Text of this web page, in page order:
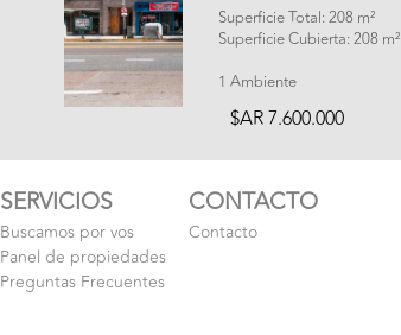
Superficie Total: 208 m²
Superficie Cubierta: 208 m²
1 Ambiente
$AR 7.600.000
SERVICIOS
Buscamos por vos
Panel de propiedades
Preguntas Frecuentes
CONTACTO
Contacto